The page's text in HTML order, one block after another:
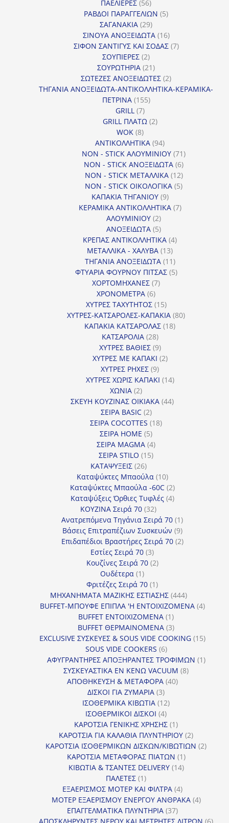
ΠΑΕΛΙΕΡΕΣ 5656
προϊόντα
ΡΑΒΔΟΙ ΠΑΡΑΓΓΕΛΙΩΝ 55
ΣΑΓΑΝΑΚΙΑ 2929
προϊόντα
ΣΙΝΟΥΑ ΑΝΟΞΕΙΔΩΤΑ 1616
προϊόντα
ΣΙΦΟΝ ΣΑΝΤΙΓΥΣ ΚΑΙ ΣΟΔΑΣ 77
ΣΟΥΠΙΕΡΕΣ 22
προϊόντα
ΣΟΥΡΩΤΗΡΙΑ 2121
προϊόντα
ΣΩΤΕΖΕΣ ΑΝΟΞΕΙΔΩΤΕΣ 22
προϊόντα
ΤΗΓΑΝΙΑ ΑΝΟΞΕΙΔΩΤΑ-ΑΝΤΙΚΟΛΛΗΤΙΚΑ-ΚΕΡΑΜΙΚΑ-
ΠΕΤΡΙΝΑ 155155
GRILL 77
προϊόντα
GRILL ΠΛΑΤΩ 22
WOK 88
προϊόντα
ΑΝΤΙΚΟΛΛΗΤΙΚΑ 9494
προϊόντα
NON - STICK ΑΛΟΥΜΙΝΙΟΥ 7171
προϊόντα
NON - STICK ΑΝΟΞΕΙΔΩΤΑ 66
προϊόντα
NON - STICK ΜΕΤΑΛΛΙΚΑ 1212
προϊόντα
NON - STICK ΟΙΚΟΛΟΓΙΚΑ 55
ΚΑΠΑΚΙΑ ΤΗΓΑΝΙΟΥ 99
προϊόντα
ΚΕΡΑΜΙΚΑ ΑΝΤΙΚΟΛΛΗΤΙΚΑ 77
ΑΛΟΥΜΙΝΙΟΥ 22
προϊόντα
ΑΝΟΞΕΙΔΩΤΑ 55
προϊόντα
ΚΡΕΠΑΣ ΑΝΤΙΚΟΛΛΗΤΙΚΑ 44
ΜΕΤΑΛΛΙΚΑ - ΧΑΛΥΒΑ 1313
προϊόντα
ΤΗΓΑΝΙΑ ΑΝΟΞΕΙΔΩΤΑ 1111
προϊόντα
ΦΤΥΑΡΙΑ ΦΟΥΡΝΟΥ ΠΙΤΣΑΣ 55
ΧΟΡΤΟΜΗΧΑΝΕΣ 77
ΧΡΟΝΟΜΕΤΡΑ 66
προϊόντα
ΧΥΤΡΕΣ ΤΑΧΥΤΗΤΟΣ 1515
προϊόντα
ΧΥΤΡΕΣ-ΚΑΤΣΑΡΟΛΕΣ-ΚΑΠΑΚΙΑ 8080
ΚΑΠΑΚΙΑ ΚΑΤΣΑΡΟΛΑΣ 1818
ΚΑΤΣΑΡΟΛΙΑ 2828
προϊόντα
ΧΥΤΡΕΣ ΒΑΘΙΕΣ 99
προϊόντα
ΧΥΤΡΕΣ ΜΕ ΚΑΠΑΚΙ 22
ΧΥΤΡΕΣ ΡΗΧΕΣ 99
προϊόντα
ΧΥΤΡΕΣ ΧΩΡΙΣ ΚΑΠΑΚΙ 1414
ΧΩΝΙΑ 22
προϊόντα
ΣΚΕΥΗ ΚΟΥΖΙΝΑΣ ΟΙΚΙΑΚΑ 4444
ΣΕΙΡΑ BASIC 22
προϊόντα
ΣΕΙΡΑ COCOTTES 1818
ΣΕΙΡΑ HOME 55
προϊόντα
ΣΕΙΡΑ MAGMA 44
προϊόντα
ΣΕΙΡΑ STILO 1515
ΚΑΤΑΨΥΞΕΙΣ 2626
προϊόντα
Καταψύκτες Μπαούλα 1010
προϊόντα
Καταψύκτες Μπαούλα -60C 22
προϊόντα
Καταψύξεις Όρθιες Τυφλές 44
ΚΟΥΖΙΝΑ Σειρά 70 3232
προϊόντα
Ανατρεπόμενα Τηγάνια Σειρά 70 11
προϊόν
Βάσεις Επιτραπέζιων Συσκευών 99
προϊόντα
Επιδαπέδιοι Βραστήρες Σειρά 70 22
Εστίες Σειρά 70 33
προϊόντα
Κουζίνες Σειρά 70 22
Ουδέτερα 11
προϊόν
Φριτέζες Σειρά 70 11
προϊόν
ΜΗΧΑΝΗΜΑΤΑ ΜΑΖΙΚΗΣ ΕΣΤΙΑΣΗΣ 444444
προϊόντα
BUFFET-ΜΠΟΥΦΕ ΕΠΙΠΛΑ 'Η ΕΝΤΟΙΧΙΖΟΜΕΝΑ 44
BUFFET ΕΝΤΟΙΧΙΖΟΜΕΝΑ 11
προϊόν
BUFFET ΘΕΡΜΑΙΝΟΜΕΝΑ 33
προϊόντα
EXCLUSIVE ΣΥΣΚΕΥΕΣ & SOUS VIDE COOKING 1515
SOUS VIDE COOKERS 66
προϊόντα
ΑΦΥΓΡΑΝΤΗΡΕΣ ΑΠΟΞΗΡΑΝΤΕΣ ΤΡΟΦΙΜΩΝ 11
ΣΥΣΚΕΥΑΣΤΙΚΑ ΕΝ ΚΕΝΩ VACUUM 88
ΑΠΟΘΗΚΕΥΣΗ & ΜΕΤΑΦΟΡΑ 4040
ΔΙΣΚΟΙ ΓΙΑ ΖΥΜΑΡΙΑ 33
προϊόντα
ΙΣΟΘΕΡΜΙΚΑ ΚΙΒΩΤΙΑ 1212
ΙΣΟΘΕΡΜΙΚΟΙ ΔΙΣΚΟΙ 44
προϊόντα
ΚΑΡΟΤΣΙΑ ΓΕΝΙΚΗΣ ΧΡΗΣΗΣ 11
προϊόν
ΚΑΡΟΤΣΙΑ ΓΙΑ ΚΑΛΑΘΙΑ ΠΛΥΝΤΗΡΙΟΥ 22
προϊόντα
ΚΑΡΟΤΣΙΑ ΙΣΟΘΕΡΜΙΚΩΝ ΔΙΣΚΩΝ/ΚΙΒΩΤΙΩΝ 22
ΚΑΡΟΤΣΙΑ ΜΕΤΑΦΟΡΑΣ ΠΙΑΤΩΝ 11
προϊόν
ΚΙΒΩΤΙΑ & ΤΣΑΝΤΕΣ DELIVERY 1414
ΠΑΛΕΤΕΣ 11
προϊόν
ΕΞΑΕΡΙΣΜΟΣ ΜΟΤΕΡ ΚΑΙ ΦΙΛΤΡΑ 44
προϊόντα
ΜΟΤΕΡ ΕΞΑΕΡΙΣΜΟΥ ΕΝΕΡΓΟΥ ΑΝΘΡΑΚΑ 44
ΕΠΑΓΓΕΛΜΑΤΙΚΑ ΠΛΥΝΤΗΡΙΑ 3737
προϊόντα 6